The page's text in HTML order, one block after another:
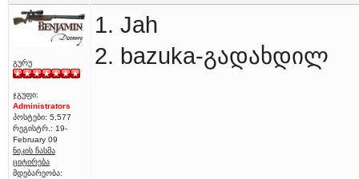
გურუ
ჯგუფი:
Administrators
პოსტები: 5,577
რეგისტრ.: 19-
February 09
ნიკის ჩასმა
ციტირება
მდებარეობა:
1. Jah
2. bazuka-გადახდილ